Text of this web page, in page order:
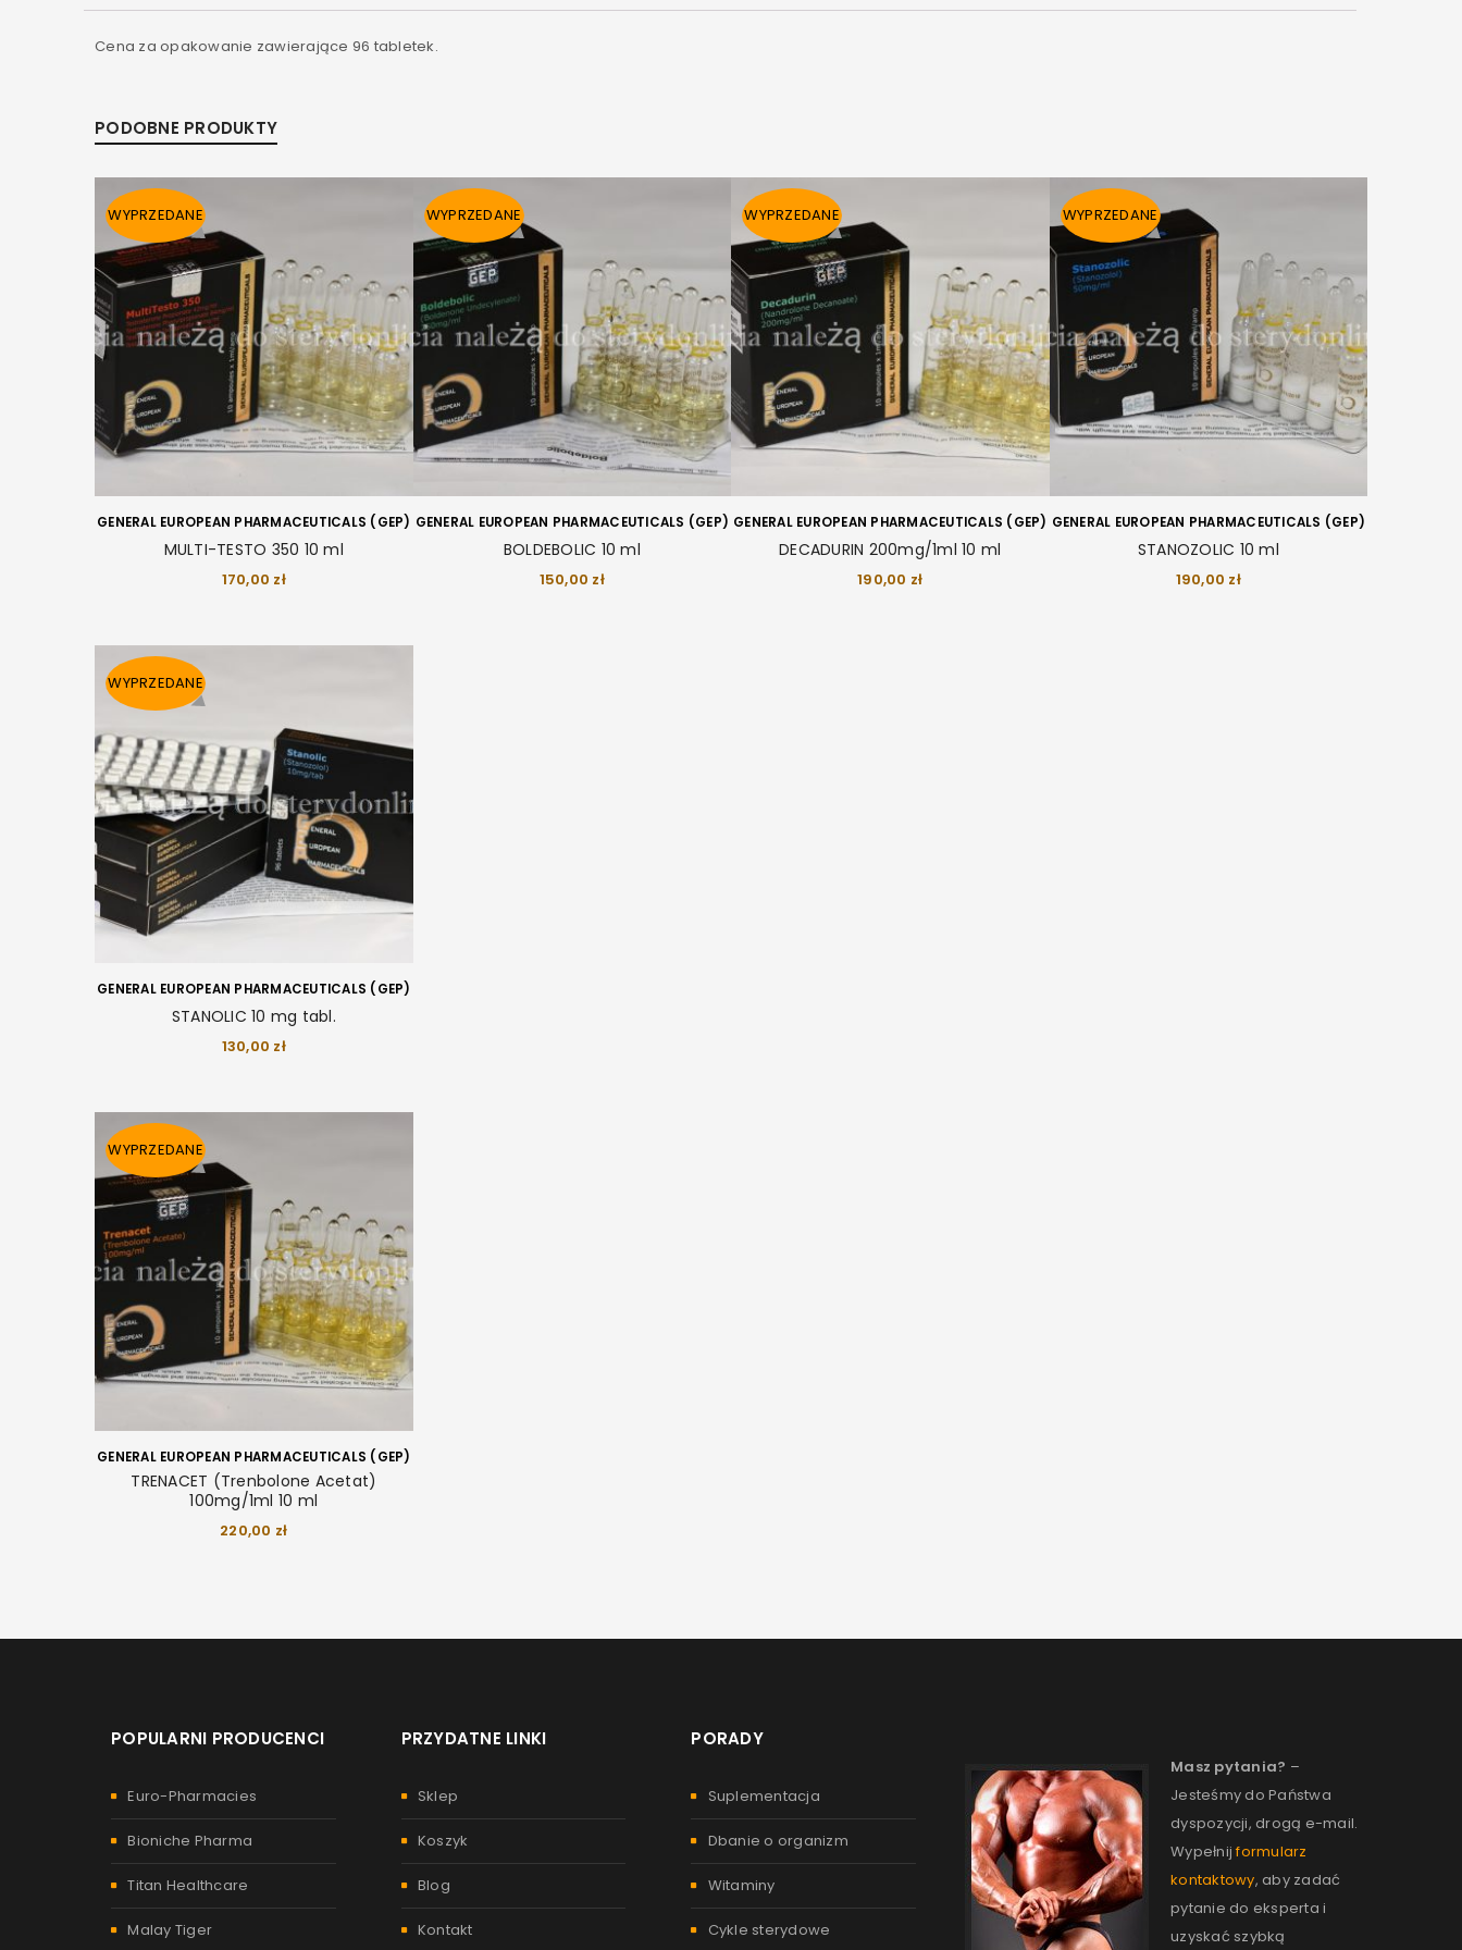
Nazwa użytkownika lub adres e-mail *
Cena za opakowanie zawierające 96 tabletek.
PODOBNE PRODUKTY
WYPRZEDANE
GENERAL EUROPEAN PHARMACEUTICALS (GEP)
MULTI-TESTO 350 10 ml
170,00 zł
WYPRZEDANE
GENERAL EUROPEAN PHARMACEUTICALS (GEP)
BOLDEBOLIC 10 ml
150,00 zł
WYPRZEDANE
GENERAL EUROPEAN PHARMACEUTICALS (GEP)
DECADURIN 200mg/1ml 10 ml
190,00 zł
WYPRZEDANE
GENERAL EUROPEAN PHARMACEUTICALS (GEP)
STANOZOLIC 10 ml
190,00 zł
WYPRZEDANE
GENERAL EUROPEAN PHARMACEUTICALS (GEP)
STANOLIC 10 mg tabl.
130,00 zł
WYPRZEDANE
GENERAL EUROPEAN PHARMACEUTICALS (GEP)
TRENACET (Trenbolone Acetat)
100mg/1ml 10 ml
220,00 zł
POPULARNI PRODUCENCI
Euro-Pharmacies
Bioniche Pharma
Titan Healthcare
Malay Tiger
PRZYDATNE LINKI
Sklep
Koszyk
Blog
Kontakt
PORADY
Suplementacja
Dbanie o organizm
Witaminy
Cykle sterydowe
Masz pytania? –
Jesteśmy do Państwa
dyspozycji, drogą e-mail.
Wypełnijformularz
kontaktowy, aby zadać
pytanie do eksperta i
uzyskać szybką